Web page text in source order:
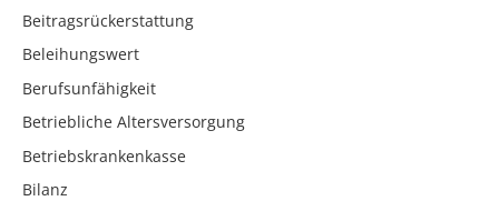
Beitragsrückerstattung
Beleihungswert
Berufsunfähigkeit
Betriebliche Altersversorgung
Betriebskrankenkasse
Bilanz